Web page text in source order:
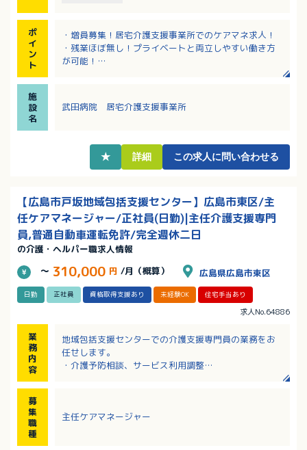
ポ
イ
ン
ト
・増員募集！居宅介護支援事業所でのケアマネ求人！
・残業ほぼ無し！プライベートと両立しやすい働き方
が可能！
・退職金制度、財形貯蓄制度、厚生年金基金など、充
実の制度あり！
施
設
名
武田病院 居宅介護支援事業所
★ 詳細 この求人に問い合わせる
【広島市戸坂地域包括支援センター】広島市東区/主
任ケアマネージャー/正社員(日勤)|主任介護支援専門
員,普通自動車運転免許/完全週休二日
の介護・ヘルパー職求人情報
～ 310,000 円 /月（概算） 広島県広島市東区
日勤 正社員 資格取得支援あり 未経験OK 住宅手当あり
求人No.64886
業
務
内
容
地域包括支援センターでの介護支援専門員の業務をお
任せします。
・介護予防相談、サービス利用調整
・地域介護予防拠点づくりの支援
募
集
職
種
主任ケアマネージャー